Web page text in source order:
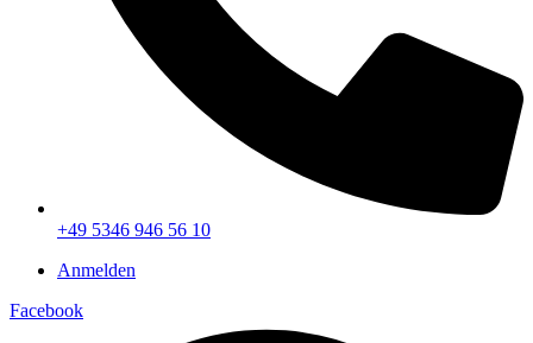
+49 5346 946 56 10
Anmelden
Facebook